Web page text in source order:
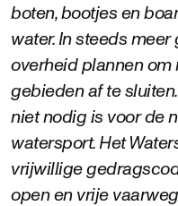
boten, bootjes en
water. In steeds
overheid plannen
gebieden af te
niet nodig is voor de
watersport. Het
vrijwillige
open en vrije